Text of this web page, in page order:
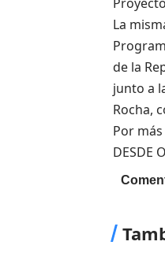
La
de la
junto a
Rocha,
Por
DESDE